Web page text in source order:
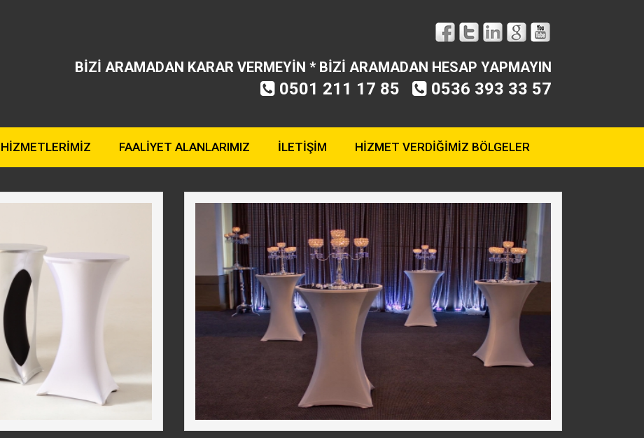
BİZİ ARAMADAN KARAR VERMEYİN * BİZİ ARAMADAN HESAP YAPMAYIN
0501 211 17 85 0536 393 33 57
HİZMETLERİMİZ FAALİYET ALANLARIMIZ İLETİŞİM HİZMET VERDİĞİMİZ BÖLGELER